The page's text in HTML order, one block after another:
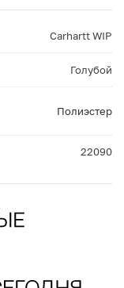
Carhartt WIP
Голубой
Полиэстер
22090